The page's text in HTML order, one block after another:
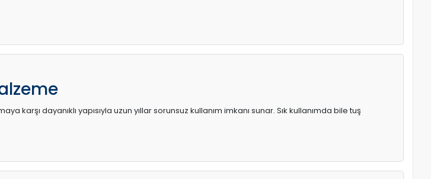
karşı dayanıklı yapısıyla uzun yıllar sorunsuz kullanım imkanı sunar. Sık kullanımda bile tuş